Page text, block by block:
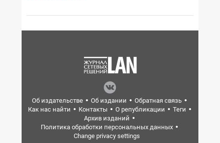
Об издательстве Об издании
Обратная связь
Как нас найти
Контакты О републикации
Теги
Архив изданий
Политика обработки персональных данных
Change privacy settings